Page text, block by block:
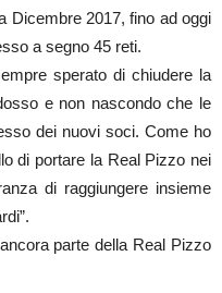
Dicembre 2017, fino ad oggi
a segno 45 reti.
sperato di chiudere la
e non nascondo che le
dei nuovi soci. Come ho
di portare la Real Pizzo nei
di raggiungere insieme
parte della Real Pizzo